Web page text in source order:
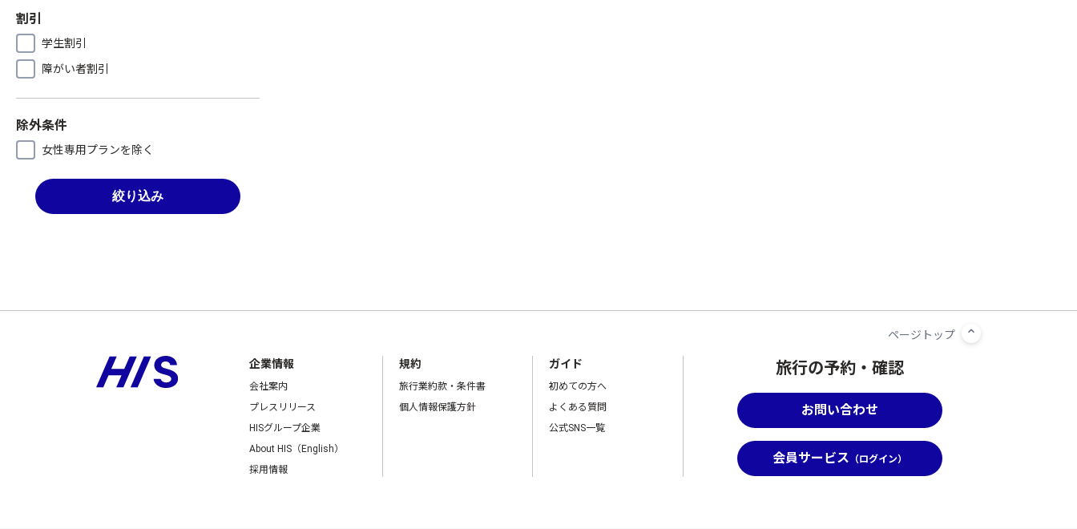
割引
学生割引
障がい者割引
除外条件
女性専用プランを除く
絞り込み
旅行の予約・確認
お問い合わせ
会員サービス （ログイン）
企業情報
会社案内
プレスリリース
HISグループ企業
About HIS（English）
採用情報
規約
旅行業約款・条件書
個人情報保護方針
ガイド
初めての方へ
よくある質問
公式SNS一覧